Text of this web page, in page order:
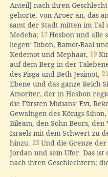
Anteil] nach ihren
gehörte: von Aroer an, das
samt der Stadt mitten im Tal
Medeba; 17 Hesbon und alle
liegen: Dibon, Bamot-Baal
Kedemot und Mephaat, 19
auf dem Berg in der
des Pisga und Beth-Jesimot; 21
Ebene und das ganze Reich
Amoriter, der in Hesbon
die Fürsten Midians: Evi,
Gewaltigen des Königs
Bileam, den Sohn Beors,
Israels mit dem Schwert zu
hinzu. 23 Und die Grenze
Jordan und sein Ufer. Das ist
nach ihren Geschlechtern;